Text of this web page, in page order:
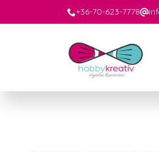
+36-70-623-7778